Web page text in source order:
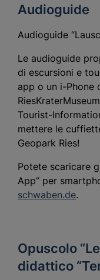
Audioguide
Audioguide
Le audioguide
di escursioni e
app o un i-Phone
Tourist-
mettere le
Geopark Ries!
Potete scaricare
App” per
schwaben.de.
Opuscolo
didattico